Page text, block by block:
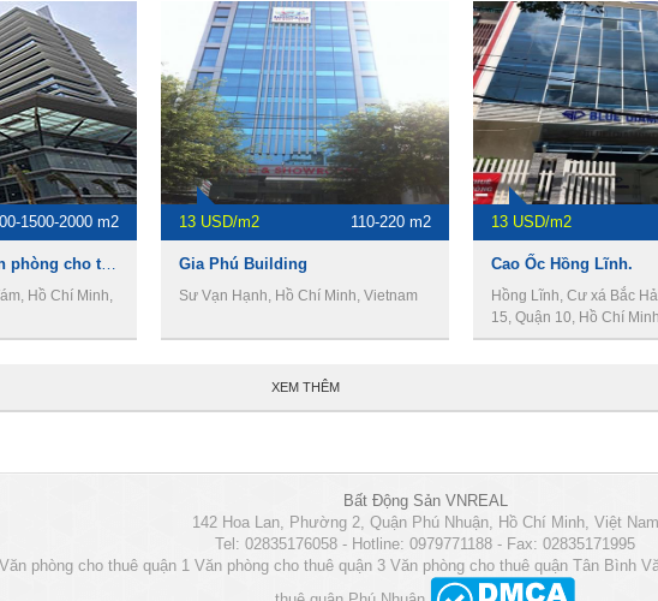
1500-2000 m2
Hồ Chí Minh,
13 USD/m2 110-220 m2
Gia Phú Building
Sư Vạn Hạnh, Hồ Chí Minh, Vietnam
13 USD/m2
Cao Ốc Hồng Lĩnh.
Hồng Lĩnh, Cư xá Bắc
15, Quận 10, Hồ Chí
XEM THÊM
Bất Động Sản VNREAL
142 Hoa Lan, Phường 2, Quận Phú Nhuận, Hồ Chí Minh, Việt Nam
Tel: 02835176058 - Hotline: 0979771188 - Fax: 02835171995
Văn phòng cho thuê quận 1 Văn phòng cho thuê quận 3 Văn phòng cho thuê quận Tân Bình